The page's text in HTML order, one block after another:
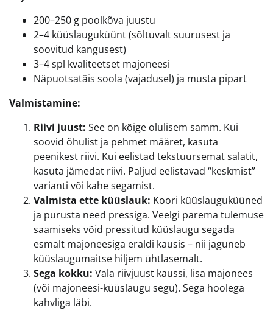
200–250 g poolkõva juustu
2–4 küüslauguküünt (sõltuvalt suurusest ja
soovitud kangusest)
3–4 spl kvaliteetset majoneesi
Näpuotsatäis soola (vajadusel) ja musta pipart
Valmistamine:
Riivi juust: See on kõige olulisem samm. Kui
soovid õhulist ja pehmet määret, kasuta
peenikest riivi. Kui eelistad tekstuursemat salatit,
kasuta jämedat riivi. Paljud eelistavad “keskmist”
varianti või kahe segamist.
Valmista ette küüslauk: Koori küüslauguküüned
ja purusta need pressiga. Veelgi parema tulemuse
saamiseks võid pressitud küüslaugu segada
esmalt majoneesiga eraldi kausis – nii jaguneb
küüslaugumaitse hiljem ühtlasemalt.
Sega kokku: Vala riivjuust kaussi, lisa majonees
(või majoneesi-küüslaugu segu). Sega hoolega
kahvliga läbi.